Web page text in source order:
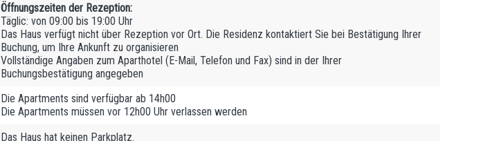
Öffnungszeiten der Rezeption:
Täglic: von 09:00 bis 19:00 Uhr
Das Haus verfügt nicht über Rezeption vor Ort. Die Residenz kontaktiert Sie bei Bestätigung Ihrer
Buchung, um Ihre Ankunft zu organisieren
Vollständige Angaben zum Aparthotel (E-Mail, Telefon und Fax) sind in der Ihrer
Buchungsbestätigung angegeben
Die Apartments sind verfügbar ab 14h00
Die Apartments müssen vor 12h00 Uhr verlassen werden
Das Haus hat keinen Parkplatz.